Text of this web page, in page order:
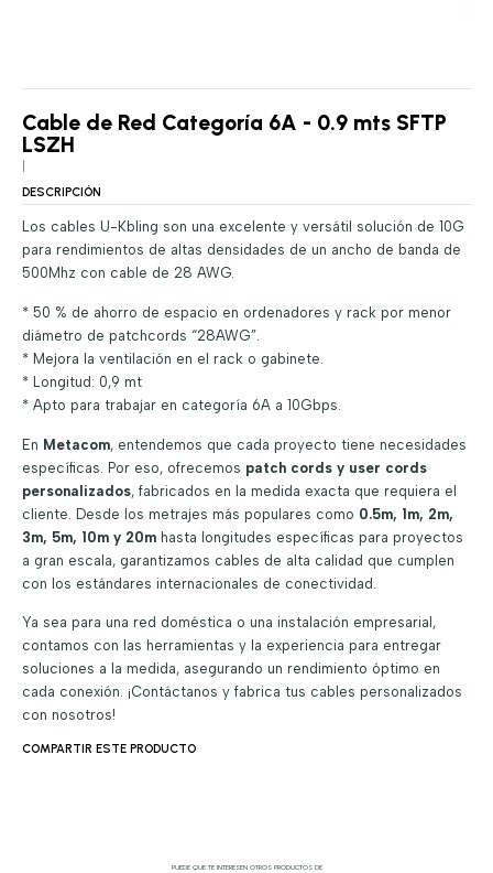
Cable de Red Categoría 6A - 0.9 mts SFTP
LSZH
DESCRIPCIÓN
Los cables U-Kbling son una excelente y versátil solución de 10G
para rendimientos de altas densidades de un ancho de banda de
500Mhz con cable de 28 AWG.
* 50 % de ahorro de espacio en ordenadores y rack por menor
diámetro de patchcords “28AWG”.
* Mejora la ventilación en el rack o gabinete.
* Longitud: 0,9 mt
* Apto para trabajar en categoría 6A a 10Gbps.
En Metacom, entendemos que cada proyecto tiene necesidades
específicas. Por eso, ofrecemos patch cords y user cords
personalizados, fabricados en la medida exacta que requiera el
cliente. Desde los metrajes más populares como 0.5m, 1m, 2m,
3m, 5m, 10m y 20mhasta longitudes específicas para proyectos
a gran escala, garantizamos cables de alta calidad que cumplen
con los estándares internacionales de conectividad.
Ya sea para una red doméstica o una instalación empresarial,
contamos con las herramientas y la experiencia para entregar
soluciones a la medida, asegurando un rendimiento óptimo en
cada conexión. ¡Contáctanos y fabrica tus cables personalizados
con nosotros!
COMPARTIR ESTE PRODUCTO
PUEDE QUE TE INTERESEN OTROS PRODUCTOS DE